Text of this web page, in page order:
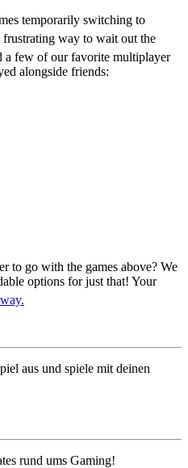
temporarily switching to
frustrating way to wait out the
a few of our favorite multiplayer
alongside friends:
to go with the games above? We
options for just that! Your
aus und spiele mit deinen
rund ums Gaming!